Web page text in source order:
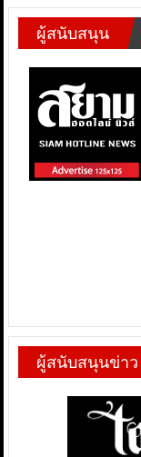
ผู้สนับสนุน
ผู้สนับสนุนข่าว